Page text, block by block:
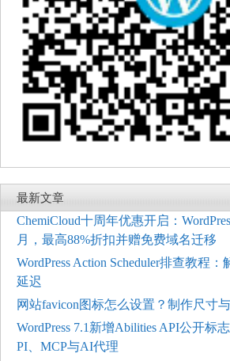
最新文章
ChemiCloud十周年优惠开启：
月，最高88%折扣并赠免费域名迁移
WordPress Action Scheduler排查教程
延迟
网站favicon图标怎么设置？制作尺寸
WordPress 7.1新增Abilities API公开标
PI、MCP与AI代理